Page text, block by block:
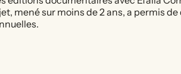
mené sur moins de 2 ans, a permis